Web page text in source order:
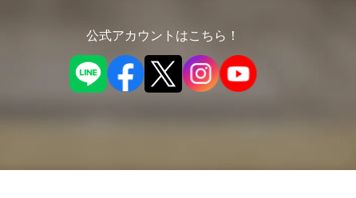
公式アカウントはこちら！